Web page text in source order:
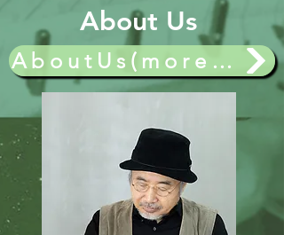
About Us
AboutUs(more..)